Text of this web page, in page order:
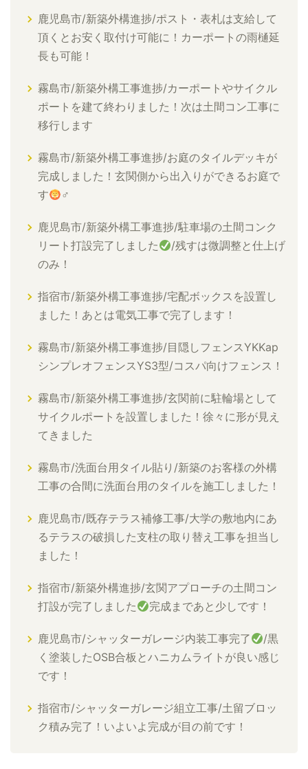
鹿児島市/新築外構進捗/ポスト・表札は支給して
頂くとお安く取付け可能に！カーポートの雨樋延
長も可能！
霧島市/新築外構工事進捗/カーポートやサイクル
ポートを建て終わりました！次は土間コン工事に
移行します
霧島市/新築外構工事進捗/お庭のタイルデッキが
完成しました！玄関側から出入りができるお庭で
す
‍♂
鹿児島市/新築外構工事進捗/駐車場の土間コンク
リート打設完了しました
/残すは微調整と仕上げ
のみ！
指宿市/新築外構工事進捗/宅配ボックスを設置し
ました！あとは電気工事で完了します！
霧島市/新築外構工事進捗/目隠しフェンスYKKap
シンプレオフェンスYS3型/コスパ向けフェンス！
霧島市/新築外構工事進捗/玄関前に駐輪場として
サイクルポートを設置しました！徐々に形が見え
てきました
霧島市/洗面台用タイル貼り/新築のお客様の外構
工事の合間に洗面台用のタイルを施工しました！
鹿児島市/既存テラス補修工事/大学の敷地内にあ
るテラスの破損した支柱の取り替え工事を担当し
ました！
指宿市/新築外構進捗/玄関アプローチの土間コン
打設が完了しました
完成まであと少しです！
鹿児島市/シャッターガレージ内装工事完了
/黒
く塗装したOSB合板とハニカムライトが良い感じ
です！
指宿市/シャッターガレージ組立工事/土留ブロッ
ク積み完了！いよいよ完成が目の前です！